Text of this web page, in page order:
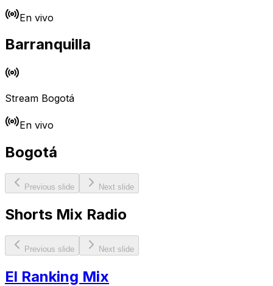
En vivo
Barranquilla
Stream Bogotá
En vivo
Bogotá
Previous slide Next slide
Shorts Mix Radio
Previous slide Next slide
El Ranking Mix